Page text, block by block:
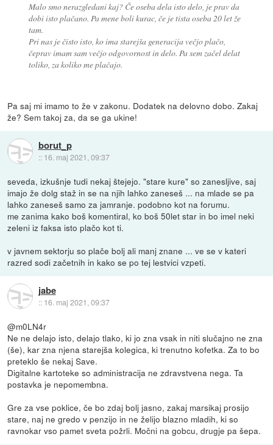
Malo smo nerazgledani kaj? Če oseba dela isto delo, je prav da
dobi isto plačano. Pa mene boli kurac, če je tista oseba 20 let že
tam.
Pri nas je čisto isto, ko ima starejša generacija večjo plačo,
čeprav imam sam večjo odgovornost in delo. Pa sem začel delat
toliko, za koliko me plačajo.
Pa saj mi imamo to že v zakonu. Dodatek na delovno dobo. Zakaj
že? Sem takoj za, da se ga ukine!
borut_p
:: 16. maj 2021, 09:37
seveda, izkušnje tudi nekaj štejejo. "stare kure" so zanesljive, saj
imajo že dolg staž in se na njih lahko zaneseš ... na mlade se pa
lahko zaneseš samo za jamranje. podobno kot na forumu.
me zanima kako boš komentiral, ko boš 50let star in bo imel neki
zeleni iz faksa isto plačo kot ti.
v javnem sektorju so plače bolj ali manj znane ... ve se v kateri
razred sodi začetnih in kako se po tej lestvici vzpeti.
jabe
:: 16. maj 2021, 09:37
@m0LN4r
Ne ne delajo isto, delajo tlako, ki jo zna vsak in niti slučajno ne zna
(še), kar zna njena starejša kolegica, ki trenutno kofetka. Za to bo
preteklo še nekaj Save.
Digitalne kartoteke so administracija ne zdravstvena nega. Ta
postavka je nepomembna.
Gre za vse poklice, če bo zdaj bolj jasno, zakaj marsikaj prosijo
stare, naj ne gredo v penzijo in ne želijo blazno mladih, ki so
ravnokar vso pamet sveta požrli. Močni na gobcu, drugje pa šepa.